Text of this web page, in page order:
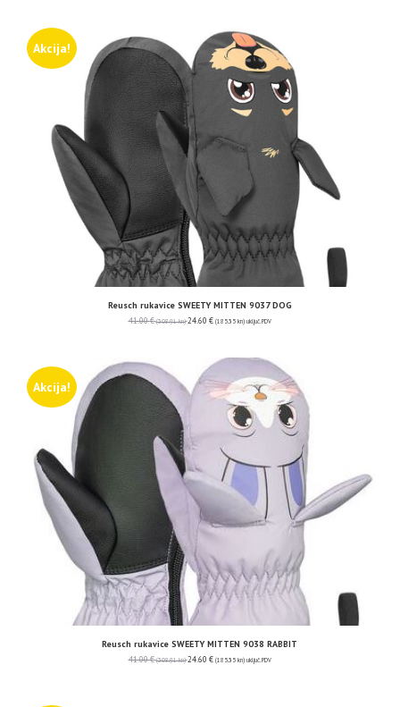
Akcija!
Reusch rukavice SWEETY MITTEN 9037 DOG
41.00€ (308.91 kn) 24.60 € (185.35 kn) uključ. PDV
Akcija!
Reusch rukavice SWEETY MITTEN 9038 RABBIT
41.00€ (308.91 kn) 24.60 € (185.35 kn) uključ. PDV